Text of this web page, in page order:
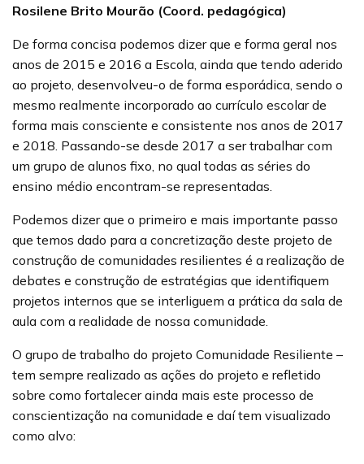
Rosilene Brito Mourão (Coord. pedagógica)
De forma concisa podemos dizer que e forma geral nos
anos de 2015 e 2016 a Escola, ainda que tendo aderido
ao projeto, desenvolveu-o de forma esporádica, sendo o
mesmo realmente incorporado ao currículo escolar de
forma mais consciente e consistente nos anos de 2017
e 2018. Passando-se desde 2017 a ser trabalhar com
um grupo de alunos fixo, no qual todas as séries do
ensino médio encontram-se representadas.
Podemos dizer que o primeiro e mais importante passo
que temos dado para a concretização deste projeto de
construção de comunidades resilientes é a realização de
debates e construção de estratégias que identifiquem
projetos internos que se interliguem a prática da sala de
aula com a realidade de nossa comunidade.
O grupo de trabalho do projeto Comunidade Resiliente –
tem sempre realizado as ações do projeto e refletido
sobre como fortalecer ainda mais este processo de
conscientização na comunidade e daí tem visualizado
como alvo: